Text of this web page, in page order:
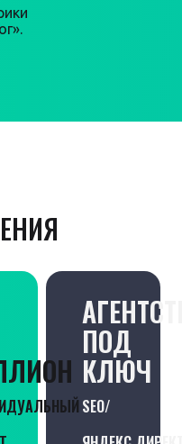
ПОД
КЛЮЧ
SEO/